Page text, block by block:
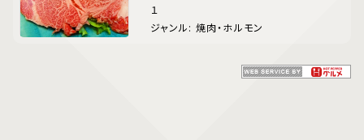
１
ジャンル: 焼肉・ホルモン